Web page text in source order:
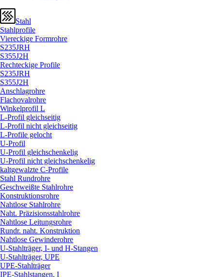
Stahl
Stahlprofile
Viereckige Formrohre
S235JRH
S355J2H
Rechteckige Profile
S235JRH
S355J2H
Anschlagrohre
Flachovalrohre
Winkelprofil L
L-Profil gleichseitig
L-Profil nicht gleichseitig
L-Profile gelocht
U-Profil
U-Profil gleichschenkelig
U-Profil nicht gleichschenkelig
kaltgewalzte C-Profile
Stahl Rundrohre
Geschweißte Stahlrohre
Konstruktionsrohre
Nahtlose Stahlrohre
Naht. Präzisionsstahlrohre
Nahtlose Leitungsrohre
Rundr. naht. Konstruktion
Nahtlose Gewinderohre
U-Stahlträger, I- und H-Stangen
U-Stahlträger, UPE
UPE-Stahlträger
IPE-Stahlstangen, I